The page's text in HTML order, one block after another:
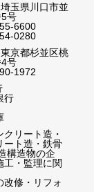
玉県川口市並
号
6600
0280
京都杉並区桃
号
1972
行
リート造・
ート造・鉄骨
構造物の企
工・監理に関
改修・リフォ